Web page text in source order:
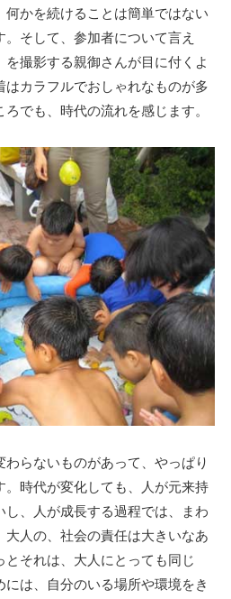
かを続けることは簡単ではない
そして、参加者について言え
撮影する親御さんが目に付くよ
はカラフルでおしゃれなものが多
でも、時代の流れを感じます。
らないものがあって、やっぱり
時代が変化しても、人が元来持
し、人が成長する過程では、まわ
大人の、社会の責任は大きいなあ
それは、大人にとっても同じ
は、自分のいる場所や環境をき